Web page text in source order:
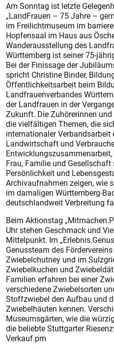
Am Sonntag ist letzte
„LandFrauen – 75 Jahre –
im Freilichtmuseum im
Hopfensaal im Haus aus
Wanderausstellung des
Württemberg ist seiner 75-
Bei der Finissage der
spricht Christine Binder,
Öffentlichkeitsarbeit beim
Landfrauenverbandes
der Landfrauen in der
Zukunft. Die Zuhörerinnen
die vielfältigen Themen, die
internationaler Verbandsarbeit
Landwirtschaft und
Frau, Familie und Gesellschaft
Persönlichkeit und
Archivaufnahmen zeigen, wie
im damaligen Würt­temberg-
deutschlandweit Verbreitung
Beim Aktionstag
Uhr stehen Geschmack und
Mittelpunkt. Im
Genussteam des
Zwiebelchutney und im
Zwiebelkuchen und
Familien erfahren bei einer
verschiedene Zwiebelsorten
Stoffzwiebel den Aufbau und
Zwiebelhäuten kennen.
Museumsgärten, wie die
die beliebte Stuttgarter
Verkauf.pm